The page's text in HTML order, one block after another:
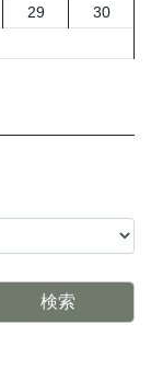
29
30
検索